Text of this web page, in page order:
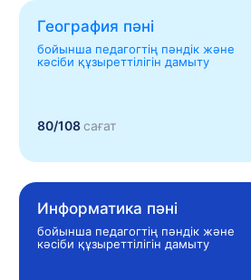
География пәні
бойынша педагогтің пәндік және
кәсіби құзыреттілігін дамыту
80/108сағат
Информатика пәні
бойынша педагогтің пәндік және
кәсіби құзыреттілігін дамыту